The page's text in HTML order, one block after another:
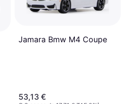
Jamara Bmw M4 Coupe
53,13 €